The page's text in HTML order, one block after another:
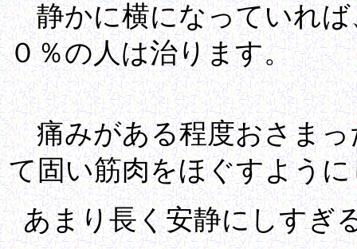
静かに横になっていれば
０％の人は治ります。
痛みがある程度おさまっ
て固い筋肉をほぐすよう
あまり長く安静にしすぎ